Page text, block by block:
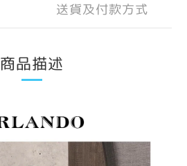
送貨及付款方式
商品描述